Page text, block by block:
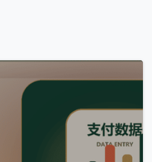
0